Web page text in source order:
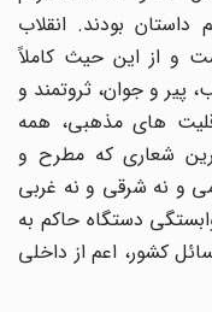
بودند. انقلاب
از این حیث کاملاً
و جوان، ثروتمند و
های مذهبی، همه
شعاری که مطرح و
و نه شرقی و نه غربی
دستگاه حاکم به
کشور، اعم از داخلی